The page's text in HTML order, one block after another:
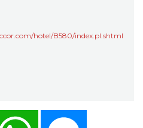
hotel/B580/index.pl.shtml
WhatsApp